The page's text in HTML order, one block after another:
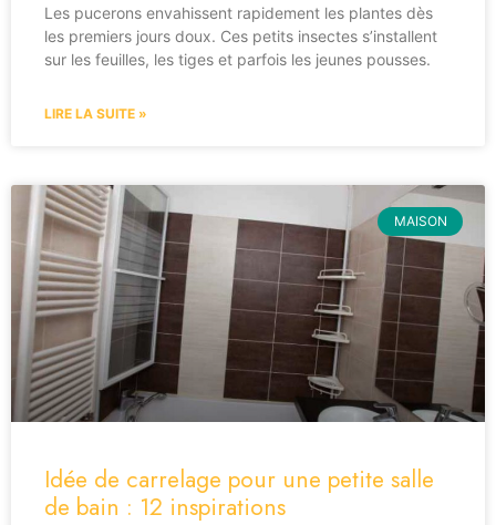
Les pucerons envahissent rapidement les plantes dès
les premiers jours doux. Ces petits insectes s’installent
sur les feuilles, les tiges et parfois les jeunes pousses.
LIRE LA SUITE »
MAISON
Idée de carrelage pour une petite salle
de bain : 12 inspirations